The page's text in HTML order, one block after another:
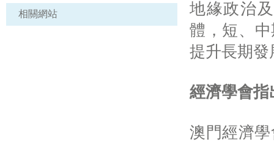
相關網站
地緣政治
體，短、
提升長期
經濟學會
澳門經濟